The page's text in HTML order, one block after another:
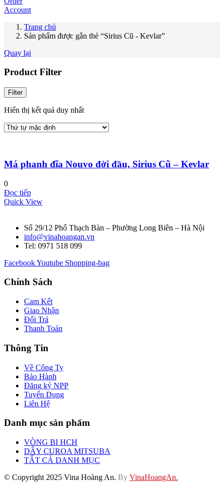
Account
Trang chủ
Sản phẩm được gắn thẻ “Sirius Cũ - Kevlar”
Quay lại
Product Filter
Filter
Hiển thị kết quả duy nhất
Má phanh đĩa Nouvo đời đầu, Sirius Cũ – Kevlar
0
Đọc tiếp
Quick View
Số 29/12 Phố Thạch Bàn – Phường Long Biên – Hà Nội
info@vinahoangan.vn
Tel: 0971 518 099
FacebookYoutube Shopping-bag
Chính Sách
Cam Kết
Giao Nhận
Đổi Trả
Thanh Toán
Thông Tin
Về Công Ty
Bảo Hành
Đăng ký NPP
Tuyển Dụng
Liên Hệ
Danh mục sản phẩm
VÒNG BI HCH
DÂY CUROA MITSUBA
TẤT CẢ DANH MỤC
© Copyright 2025 Vina Hoàng An. By VinaHoangAn.